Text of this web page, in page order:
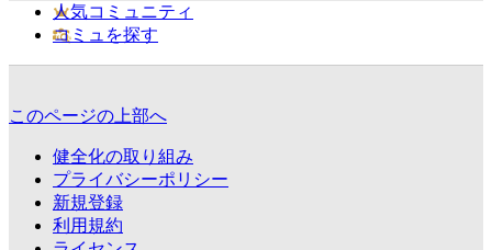
人気コミュニティ
コミュを探す
このページの上部へ
健全化の取り組み
プライバシーポリシー
新規登録
利用規約